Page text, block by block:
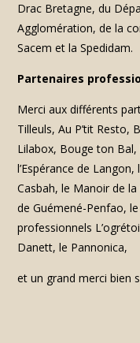
Drac Bretagne, du
Agglomération, de la
Sacem et la Spedidam.
Partenaires
Merci aux différents
Tilleuls, Au P’tit Resto,
Lilabox, Bouge ton
l’Espérance de
Casbah, le Manoir de
de Guémené-Penfao,
professionnels
Danett, le Pannonica,
et un grand merci bien